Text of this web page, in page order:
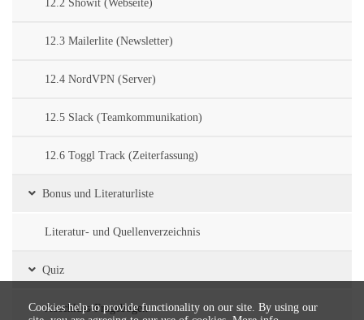
12.2 Showit (Webseite)
12.3 Mailerlite (Newsletter)
12.4 NordVPN (Server)
12.5 Slack (Teamkommunikation)
12.6 Toggl Track (Zeiterfassung)
Bonus und Literaturliste
Literatur- und Quellenverzeichnis
Quiz
Abschluss-Fragebogen
Cookies help to provide functionality on our site. By using our